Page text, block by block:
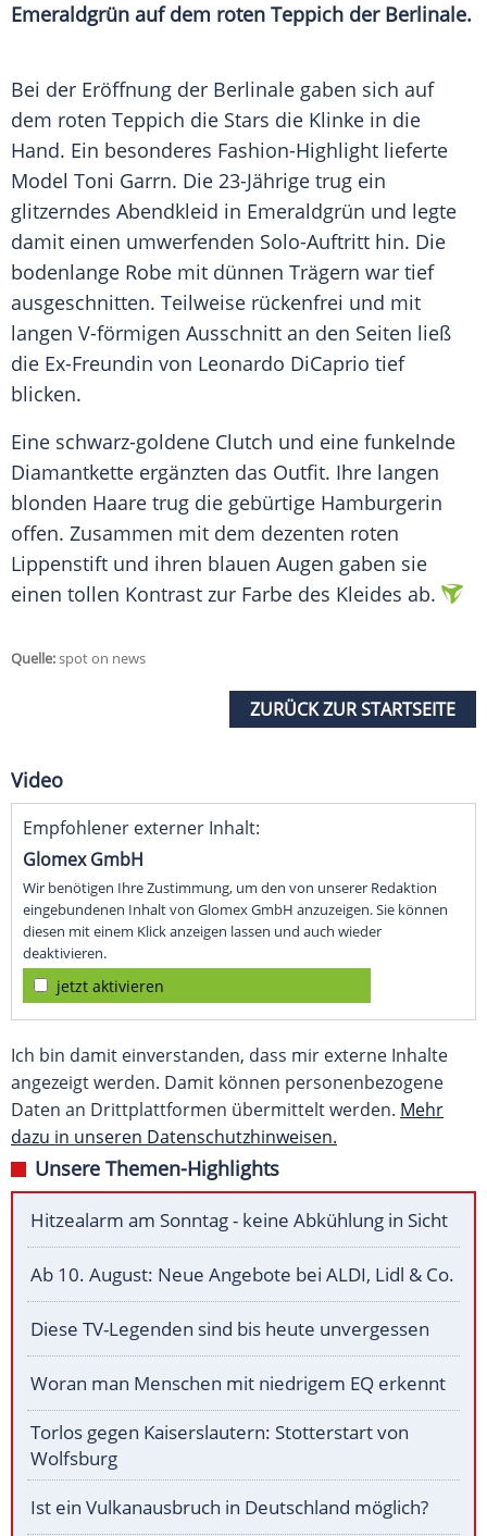
Emeraldgrün auf dem roten Teppich der Berlinale.
Bei der Eröffnung der Berlinale gaben sich auf
dem roten Teppich die Stars die Klinke in die
Hand. Ein besonderes Fashion-Highlight lieferte
Model Toni Garrn. Die 23-Jährige trug ein
glitzerndes Abendkleid in Emeraldgrün und legte
damit einen umwerfenden Solo-Auftritt hin. Die
bodenlange Robe mit dünnen Trägern war tief
ausgeschnitten. Teilweise rückenfrei und mit
langen V-förmigen Ausschnitt an den Seiten ließ
die Ex-Freundin von Leonardo DiCaprio tief
blicken.
Eine schwarz-goldene Clutch und eine funkelnde
Diamantkette ergänzten das Outfit. Ihre langen
blonden Haare trug die gebürtige Hamburgerin
offen. Zusammen mit dem dezenten roten
Lippenstift und ihren blauen Augen gaben sie
einen tollen Kontrast zur Farbe des Kleides ab.
Quelle:spot on news
ZURÜCK ZUR STARTSEITE
Video
Empfohlener externer Inhalt:
Glomex GmbH
Wir benötigen Ihre Zustimmung, um den von unserer Redaktion
eingebundenen Inhalt von Glomex GmbH anzuzeigen. Sie können
diesen mit einem Klick anzeigen lassen und auch wieder
deaktivieren.
jetzt aktivieren
Ich bin damit einverstanden, dass mir externe Inhalte
angezeigt werden. Damit können personenbezogene
Daten an Drittplattformen übermittelt werden. Mehr
dazu in unseren Datenschutzhinweisen.
Unsere Themen-Highlights
Hitzealarm am Sonntag - keine Abkühlung in Sicht
Ab 10. August: Neue Angebote bei ALDI, Lidl & Co.
Diese TV-Legenden sind bis heute unvergessen
Woran man Menschen mit niedrigem EQ erkennt
Torlos gegen Kaiserslautern: Stotterstart von
Wolfsburg
Ist ein Vulkanausbruch in Deutschland möglich?